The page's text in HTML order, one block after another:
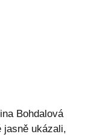
Bohdalová
jasně ukázali,